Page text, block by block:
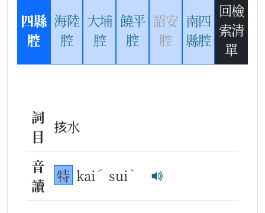
四縣
腔
海陸
腔
大埔
腔
饒平
腔
詔安
腔
南四
縣腔
回檢
索清
單
詞
目
㧡水
音
讀
特 kai ˊ sui ˋ